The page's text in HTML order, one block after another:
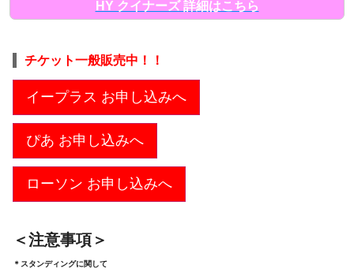
HY クイナーズ 詳細はこちら
チケット一般販売中！！
イープラス お申し込みへ
ぴあ お申し込みへ
ローソン お申し込みへ
＜注意事項＞
＊スタンディングに関して